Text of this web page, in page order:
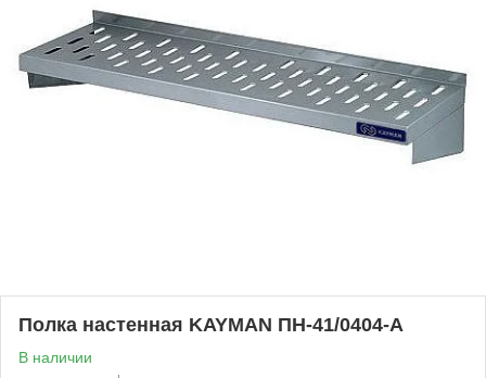
Полка настенная KAYMAN ПН-41/0404-А
В наличии